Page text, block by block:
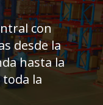
con
desde la
hasta la
la